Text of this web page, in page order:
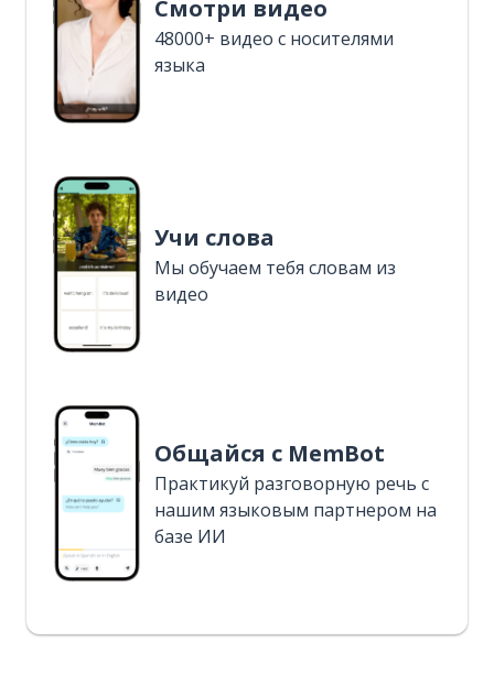
Смотри видео
48000+ видео с носителями
языка
Учи слова
Мы обучаем тебя словам из
видео
Общайся с MemBot
Практикуй разговорную речь с
нашим языковым партнером на
базе ИИ